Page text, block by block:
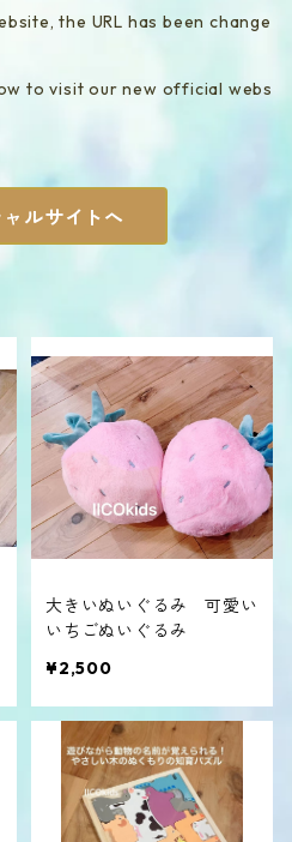
the URL has been change
to visit our new official webs
ルサイトへ
大きいぬいぐるみ 可愛い
いちごぬいぐるみ
¥2,500